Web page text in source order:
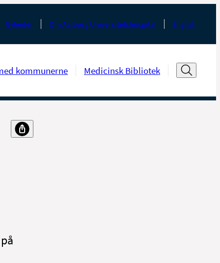
Nyheder Om Aalborg Universitetshospital English
kommunerne Medicinsk Bibliotek